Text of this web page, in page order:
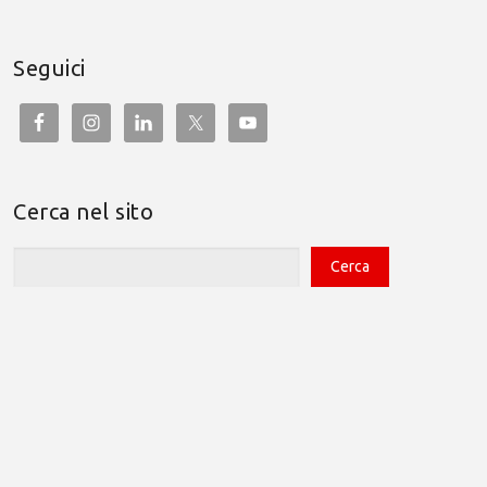
Seguici
Cerca nel sito